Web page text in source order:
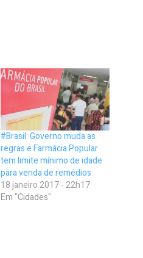
#Brasil: Governo muda as
regras e Farmácia Popular
tem limite mínimo de idade
para venda de remédios
18 janeiro 2017 - 22h17
Em "Cidades"